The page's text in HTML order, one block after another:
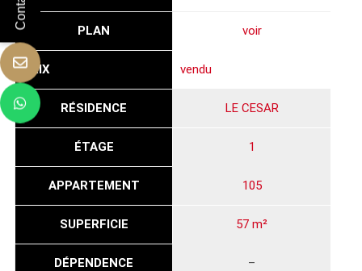
PLAN voir
PRIX vendu
RÉSIDENCE LE CESAR
ÉTAGE 1
APPARTEMENT 105
SUPERFICIE 57 m²
DÉPENDENCE –